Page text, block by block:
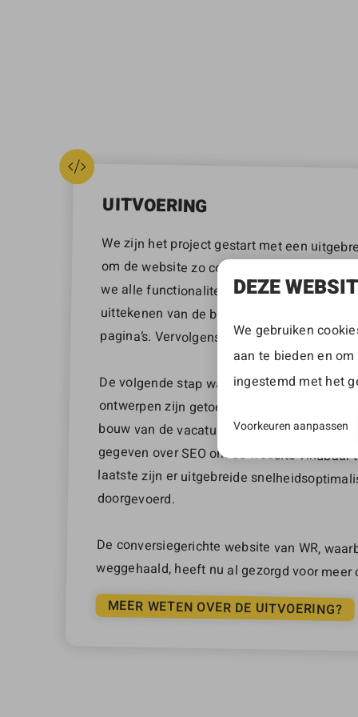
UITVOERING
We zijn het project gestart met een
om de website zo conversiegericht
we alle functionaliteiten in kaart
uittekenen van de bezoekersflow en
pagina’s. Vervolgens zijn deze uitgebreid
De volgende stap was het grafisch
ontwerpen zijn getoetst bij de doelgroep.
bouw van de vacaturewebsite WR.nl. Tijdens
gegeven over SEO om de website vindbaar
laatste zijn er uitgebreide
doorgevoerd.
De conversiegerichte website van WR,
weggehaald, heeft nu al gezorgd voor meer
MEER WETEN OVER DE UITVOERING?
DEZE
We gebruiken
aan te bieden en
ingestemd met het
Voorkeuren aanpassen